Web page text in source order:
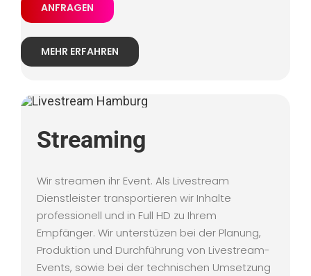
ANFRAGEN
MEHR ERFAHREN
Streaming
Wir streamen ihr Event. Als Livestream
Dienstleister transportieren wir Inhalte
professionell und in Full HD zu Ihrem
Empfänger. Wir unterstüzen bei der Planung,
Produktion und Durchführung von Livestream-
Events, sowie bei der technischen Umsetzung